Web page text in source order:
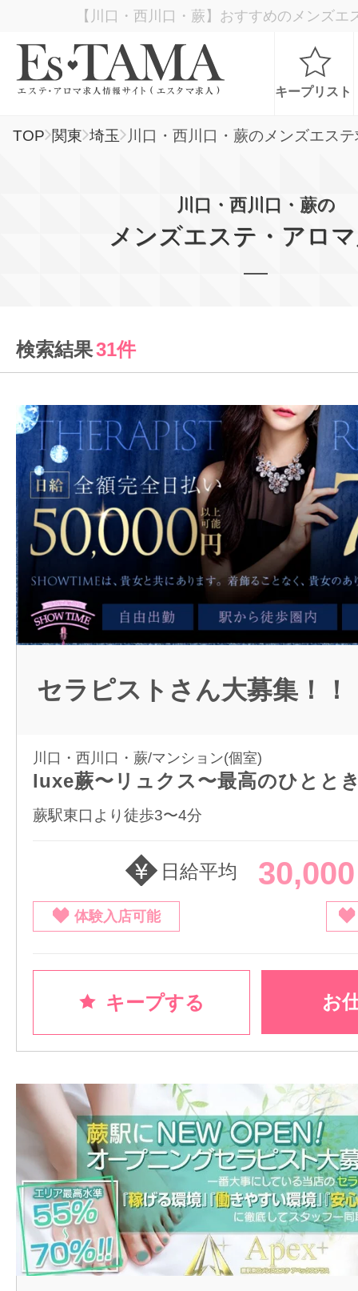
【川口・西川口・蕨】おすすめのメンズエ
キープリスト
お仕事検索
スカウト型求人エスジョブ
メンズエステコラム
ログイン 新
TOP 関東 埼玉 川口・西川口・蕨のメンズエス
川口・西川口・蕨の
メンズエステ・アロ
検索結果31件
セラピストさん大募集！！
川口・西川口・蕨/マンション(個室)
luxe蕨〜リュクス〜最高のひとと
蕨駅東口より徒歩3〜4分
日給平均
体験入店可能
キープする お